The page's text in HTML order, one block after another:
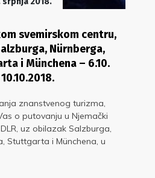
svemirskom centru,
Nürnberga,
i Münchena – 6.10.
znanstvenog turizma,
o putovanju u Njemački
uz obilazak Salzburga,
Stuttgarta i Münchena, u